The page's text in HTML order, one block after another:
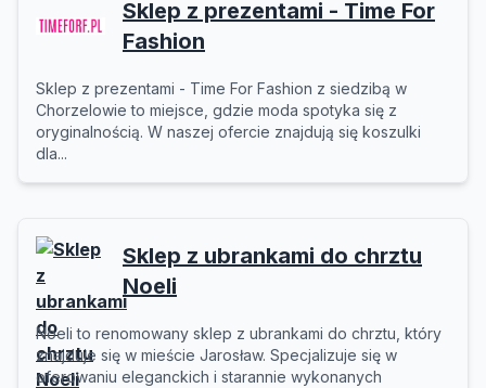
Sklep z prezentami - Time For
Fashion
Sklep z prezentami - Time For Fashion z siedzibą w
Chorzelowie to miejsce, gdzie moda spotyka się z
oryginalnością. W naszej ofercie znajdują się koszulki
dla...
Sklep z ubrankami do chrztu
Noeli
Noeli to renomowany sklep z ubrankami do chrztu, który
znajduje się w mieście Jarosław. Specjalizuje się w
oferowaniu eleganckich i starannie wykonanych